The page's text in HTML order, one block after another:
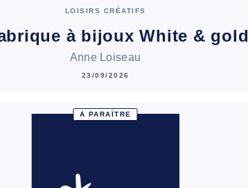
LOISIRS CRÉATIFS
à bijoux White & gold
Anne Loiseau
23/09/2026
À PARAÎTRE